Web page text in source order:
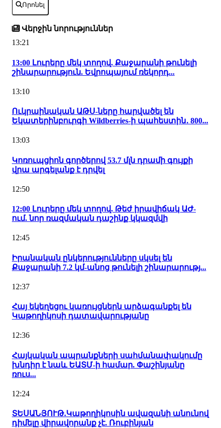
Որոնել
Վերջին նորություններ
13:21
13:00 Լուրերը մեկ տողով. Քաջարանի թունելի
շինարարություն. Եվրոպայում ռեկորդ...
13:10
Ուկրաինական ԱԹՍ-ները հարվածել են
Եկատերինբուրգի Wildberries-ի պահեստին․ 800...
13:03
Կոռուպցիոն գործերով 53.7 մլն դրամի գույքի
վրա արգելանք է դրվել
12:50
12:00 Լուրերը մեկ տողով. Թեժ իրավիճակ ԱԺ-
ում. նոր ռազմական դաշինք կկազմվի
12:45
Իրանական ընկերությունները սկսել են
Քաջարանի 7.2 կմ-անոց թունելի շինարարությ...
12:37
Հայ եկեղեցու կառույցներն արձագանքել են
Կաթողիկոսի դատավարությանը
12:36
Հայկական ապրանքների սահմանափակումը
խնդիր է նաև ԵԱՏՄ-ի համար. Փաշինյանը
ռուս...
12:24
ՏԵՍԱՆՅՈՒԹ.Կաթողիկոսին ավազանի անունով
դիմելը վիրավորանք չէ. Ռուբինյան